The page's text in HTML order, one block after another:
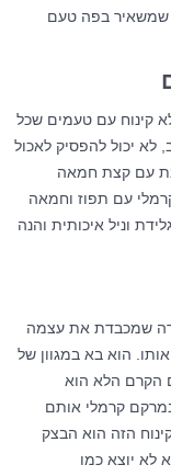
שמשאיר בפה טעם
קינוח עם טעמים שכל
לא יכול להפסיק לאכול
עם קצת חמאה
עם תפוז וחמאה
וניל איכותית והנה
שמכבדת את עצמה
הוא בא במגוון של
הקרם הלא הוא
קרמלי אותם
הזה הוא הבצק
לא יוצא כמו